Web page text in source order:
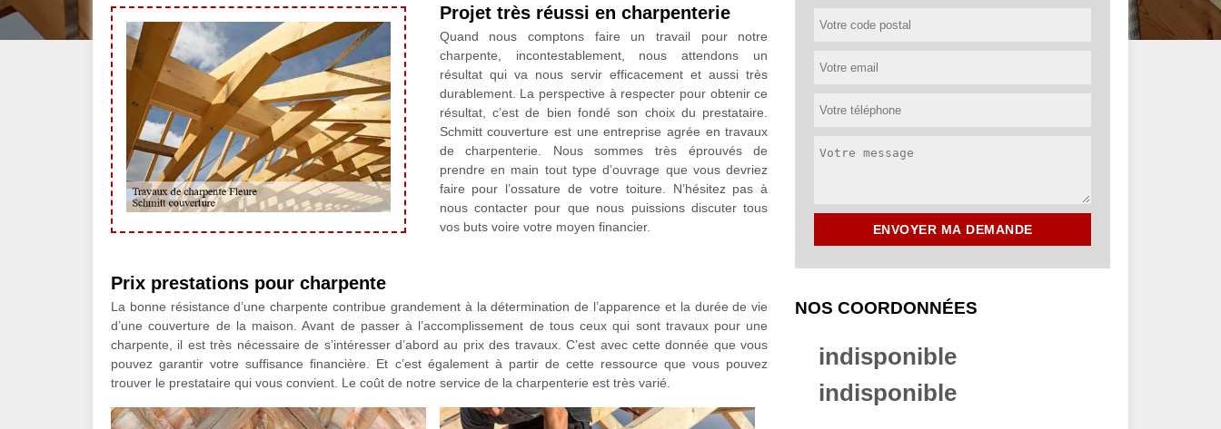
Projet très réussi en charpenterie
Quand nous comptons faire un travail pour notre
charpente, incontestablement, nous attendons un
résultat qui va nous servir efficacement et aussi très
durablement. La perspective à respecter pour obtenir ce
résultat, c’est de bien fondé son choix du prestataire.
Schmitt couverture est une entreprise agrée en travaux
de charpenterie. Nous sommes très éprouvés de
prendre en main tout type d’ouvrage que vous devriez
faire pour l’ossature de votre toiture. N’hésitez pas à
nous contacter pour que nous puissions discuter tous
vos buts voire votre moyen financier.
Prix prestations pour charpente
La bonne résistance d’une charpente contribue grandement à la détermination de l’apparence et la durée de vie
d’une couverture de la maison. Avant de passer à l’accomplissement de tous ceux qui sont travaux pour une
charpente, il est très nécessaire de s’intéresser d’abord au prix des travaux. C’est avec cette donnée que vous
pouvez garantir votre suffisance financière. Et c’est également à partir de cette ressource que vous pouvez
trouver le prestataire qui vous convient. Le coût de notre service de la charpenterie est très varié.
NOS COORDONNÉES
indisponible
indisponible